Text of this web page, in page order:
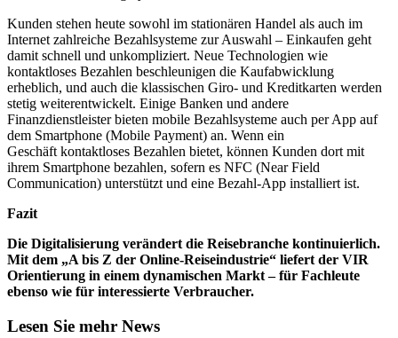
Kunden stehen heute sowohl im stationären Handel als auch im
Internet zahlreiche Bezahlsysteme zur Auswahl – Einkaufen geht
damit schnell und unkompliziert. Neue Technologien wie
kontaktloses Bezahlen beschleunigen die Kaufabwicklung
erheblich, und auch die klassischen Giro- und Kreditkarten werden
stetig weiterentwickelt. Einige Banken und andere
Finanzdienstleister bieten mobile Bezahlsysteme auch per App auf
dem Smartphone (Mobile Payment) an. Wenn ein
Geschäft kontaktloses Bezahlen bietet, können Kunden dort mit
ihrem Smartphone bezahlen, sofern es NFC (Near Field
Communication) unterstützt und eine Bezahl-App installiert ist.
Fazit
Die Digitalisierung verändert die Reisebranche kontinuierlich.
Mit dem „A bis Z der Online-Reiseindustrie“ liefert der VIR
Orientierung in einem dynamischen Markt – für Fachleute
ebenso wie für interessierte Verbraucher.
Lesen Sie mehr News